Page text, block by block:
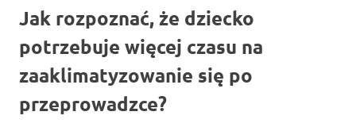
Jak rozpoznać, że dziecko
potrzebuje więcej czasu na
zaaklimatyzowanie się po
przeprowadzce?